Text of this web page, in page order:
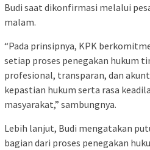
Budi saat dikonfirmasi melalui
malam.
“Pada prinsipnya, KPK
setiap proses penegakan hukum
profesional, transparan, dan
kepastian hukum serta rasa
masyarakat,” sambungnya.
Lebih lanjut, Budi mengatakan
bagian dari proses penegakan